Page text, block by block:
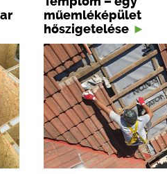
műemléképület
hőszigetelése